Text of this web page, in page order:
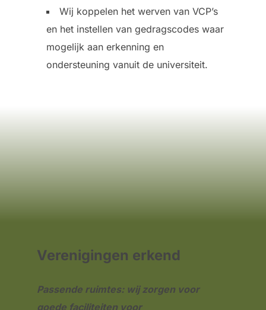
Wij koppelen het werven van VCP’s
en het instellen van gedragscodes waar
mogelijk aan erkenning en
ondersteuning vanuit de universiteit.
Verenigingen erkend
Passende ruimtes: wij zorgen voor
goede faciliteiten voor